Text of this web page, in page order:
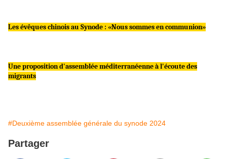
Les évêques chinois au Synode : «Nous sommes en communion»
Une proposition d'assemblée méditerranéenne à l'écoute des
migrants
#Deuxième assemblée générale du synode 2024
Partager